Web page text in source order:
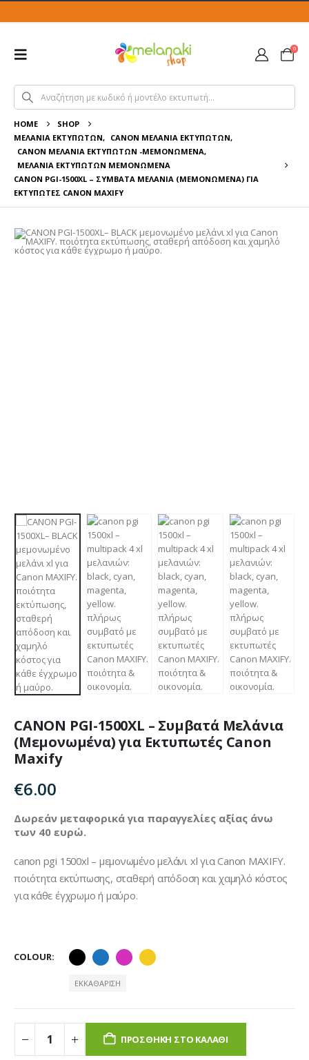
0
HOME
SHOP
ΜΕΛΆΝΙΑ ΕΚΤΥΠΩΤΏΝ, CANON ΜΕΛΆΝΙΑ ΕΚΤΥΠΩΤΏΝ,
CANON ΜΕΛΆΝΙΑ ΕΚΤΥΠΩΤΏΝ -ΜΕΜΟΝΩΜΈΝΑ,
ΜΕΛΆΝΙΑ ΕΚΤΥΠΩΤΏΝ ΜΕΜΟΝΩΜΈΝΑ
CANON PGI-1500XL – ΣΥΜΒΑΤΆ ΜΕΛΆΝΙΑ (ΜΕΜΟΝΩΜΈΝΑ) ΓΙΑ
ΕΚΤΥΠΩΤΈΣ CANON MAXIFY
CANON PGI-1500XL – Συμβατά Μελάνια
(Μεμονωμένα) για Εκτυπωτές Canon
Maxify
€6.00
Δωρεάν μεταφορικά για παραγγελίες αξίας άνω
των 40 ευρώ.
canon pgi 1500xl – μεμονωμένο μελάνι xl για Canon MAXIFY.
ποιότητα εκτύπωσης, σταθερή απόδοση και χαμηλό κόστος
για κάθε έγχρωμο ή μαύρο.
COLOUR
ΕΚΚΑΘΆΡΙΣΗ
ΠΡΟΣΘΉΚΗ ΣΤΟ ΚΑΛΆΘΙ